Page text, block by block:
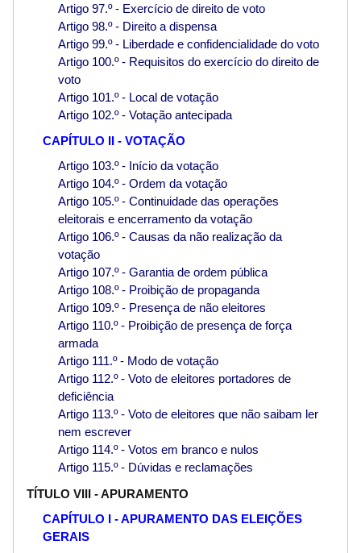
Artigo 97.º - Exercício de direito de voto
Artigo 98.º - Direito a dispensa
Artigo 99.º - Liberdade e confidencialidade do voto
Artigo 100.º - Requisitos do exercício do direito de
voto
Artigo 101.º - Local de votação
Artigo 102.º - Votação antecipada
CAPÍTULO II - VOTAÇÃO
Artigo 103.º - Início da votação
Artigo 104.º - Ordem da votação
Artigo 105.º - Continuidade das operações
eleitorais e encerramento da votação
Artigo 106.º - Causas da não realização da
votação
Artigo 107.º - Garantia de ordem pública
Artigo 108.º - Proibição de propaganda
Artigo 109.º - Presença de não eleitores
Artigo 110.º - Proibição de presença de força
armada
Artigo 111.º - Modo de votação
Artigo 112.º - Voto de eleitores portadores de
deficiência
Artigo 113.º - Voto de eleitores que não saibam ler
nem escrever
Artigo 114.º - Votos em branco e nulos
Artigo 115.º - Dúvidas e reclamações
TÍTULO VIII - APURAMENTO
CAPÍTULO I - APURAMENTO DAS ELEIÇÕES
GERAIS